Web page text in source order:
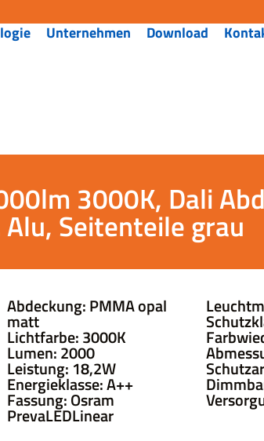
Unternehmen Download
3000K, Dali
Seitenteile grau
Abdeckung: PMMA opal
matt
Lichtfarbe: 3000K
Lumen: 2000
Leistung: 18,2W
Energieklasse: A++
Fassung: Osram
PrevaLEDLinear